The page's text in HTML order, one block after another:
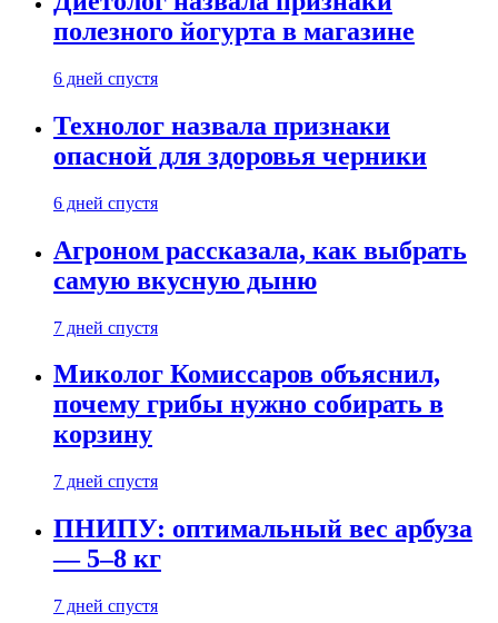
полезного йогурта в магазине
6 дней спустя
Технолог назвала признаки
опасной для здоровья черники
6 дней спустя
Агроном рассказала, как выбрать
самую вкусную дыню
7 дней спустя
Миколог Комиссаров объяснил,
почему грибы нужно собирать в
корзину
7 дней спустя
ПНИПУ: оптимальный вес арбуза
— 5–8 кг
7 дней спустя